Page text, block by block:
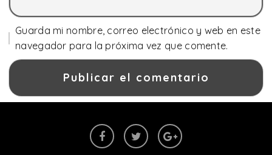
Guarda mi nombre, correo electrónico y web en este
navegador para la próxima vez que comente.